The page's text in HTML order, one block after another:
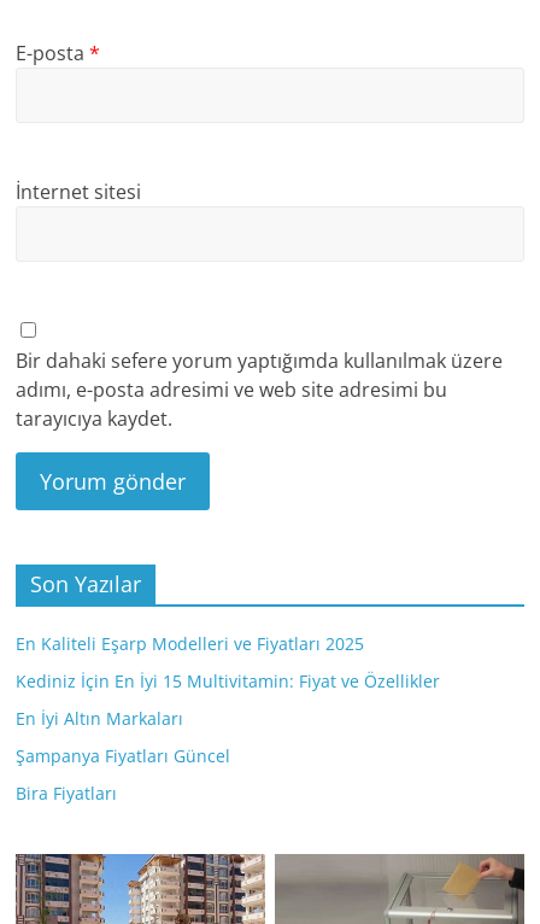
E-posta*
İnternet sitesi
Bir dahaki sefere yorum yaptığımda kullanılmak üzere
adımı, e-posta adresimi ve web site adresimi bu
tarayıcıya kaydet.
Son Yazılar
En Kaliteli Eşarp Modelleri ve Fiyatları 2025
Kediniz İçin En İyi 15 Multivitamin: Fiyat ve Özellikler
En İyi Altın Markaları
Şampanya Fiyatları Güncel
Bira Fiyatları